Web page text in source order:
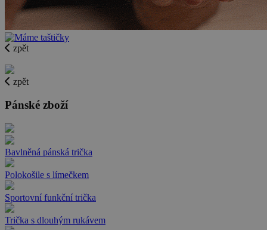
zpět
zpět
Pánské zboží
Bavlněná pánská trička
Polokošile s límečkem
Sportovní funkční trička
Trička s dlouhým rukávem